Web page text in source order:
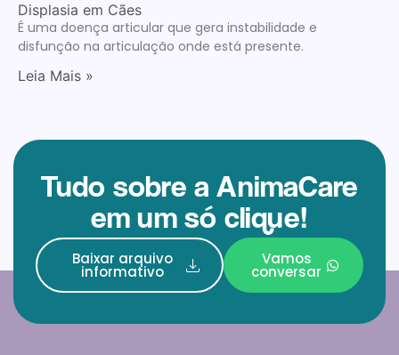
Displasia em Cães
É uma doença articular que gera instabilidade e
disfunção na articulação onde está presente.
Leia Mais »
Tudo sobre a AnimaCare
em um só clique!
Baixar arquivo
informativo
Vamos
conversar